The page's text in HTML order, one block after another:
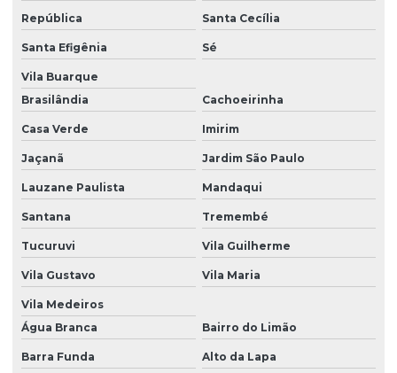
Gerenciamento de resíduos sólidos e líquidos
Inventário florestal
Inventário florestal empresas
Investigação ambiental confirmatória
Investigação ambiental detalhada
Investigação ambiental preliminar
Laudo ambiental
Laudo de fauna e flora
Laudo de flora
República Santa Cecília
Santa Efigênia Sé
Vila Buarque
Brasilândia
Cachoeirinha
Casa Verde Imirim
Jaçanã Jardim São Paulo
Lauzane Paulista Mandaqui
Santana Tremembé
Tucuruvi Vila Guilherme
Vila Gustavo Vila Maria
Vila Medeiros
Água Branca
Bairro do Limão
Barra Funda Alto da Lapa